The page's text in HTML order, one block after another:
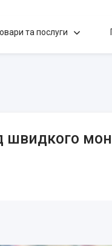
та послуги
швидкого